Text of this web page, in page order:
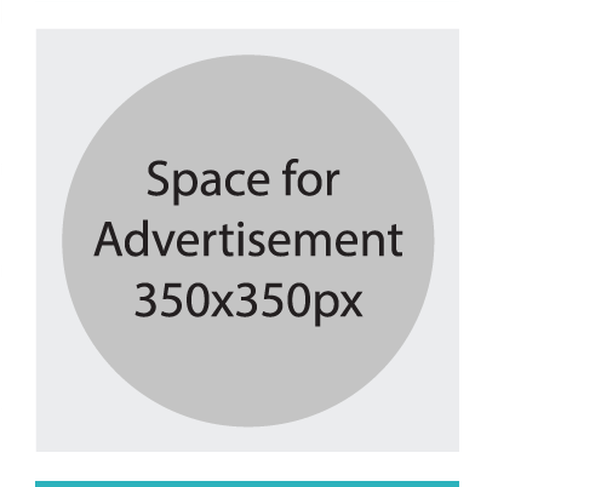
মাদরাসাকে অবহেলা করা শুরু মুজিব...
বাংলাদেশে এসে মার্কিন দূতের ভারতের...
অনেক পরিবার এখনো তাঁদের স্বজন...
৪ দিন আগে